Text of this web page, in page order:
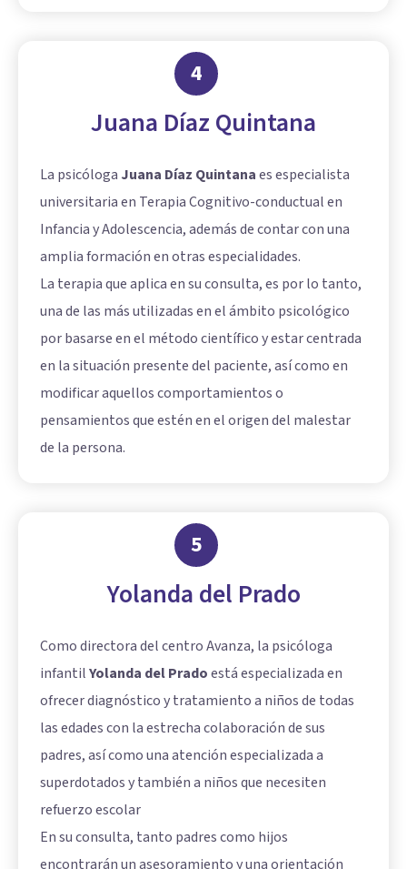
4
Juana Díaz Quintana
La psicóloga Juana Díaz Quintanaes especialista
universitaria en Terapia Cognitivo-conductual en
Infancia y Adolescencia, además de contar con una
amplia formación en otras especialidades.
La terapia que aplica en su consulta, es por lo tanto,
una de las más utilizadas en el ámbito psicológico
por basarse en el método científico y estar centrada
en la situación presente del paciente, así como en
modificar aquellos comportamientos o
pensamientos que estén en el origen del malestar
de la persona.
5
Yolanda del Prado
Como directora del centro Avanza, la psicóloga
infantilYolanda del Pradoestá especializada en
ofrecer diagnóstico y tratamiento a niños de todas
las edades con la estrecha colaboración de sus
padres, así como una atención especializada a
superdotados y también a niños que necesiten
refuerzo escolar
En su consulta, tanto padres como hijos
encontrarán un asesoramiento y una orientación